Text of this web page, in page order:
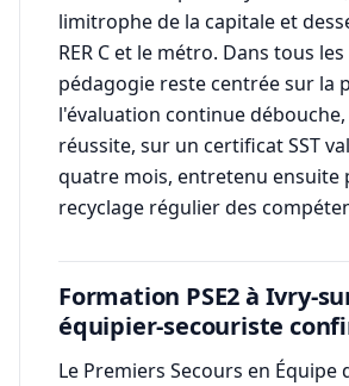
limitrophe de la capitale et
RER C et le métro. Dans tous les
pédagogie reste centrée sur la
l'évaluation continue débouche,
réussite, sur un certificat SST
quatre mois, entretenu ensuite
recyclage régulier des
Formation PSE2 à Ivry-
équipier-secouriste
Le Premiers Secours en Équipe